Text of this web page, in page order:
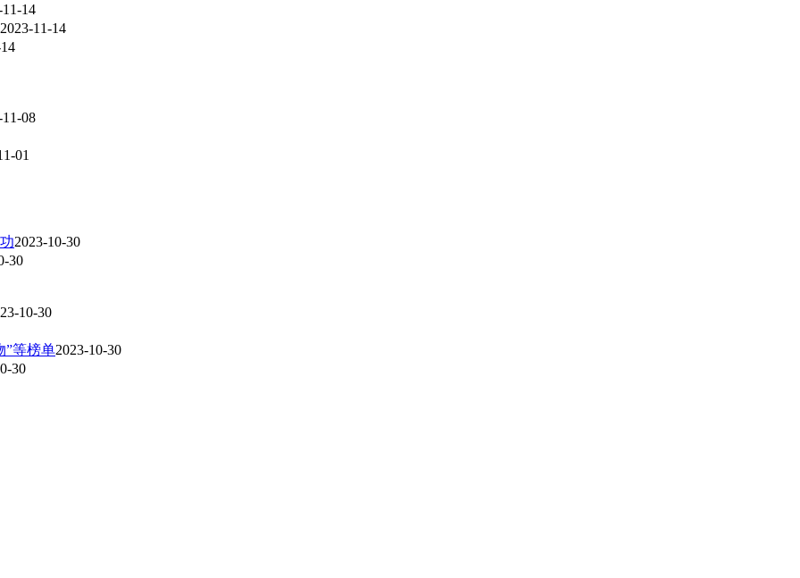
14
2023-11-14
08
01
2023-10-30
30
10-30
”等榜单2023-10-30
30